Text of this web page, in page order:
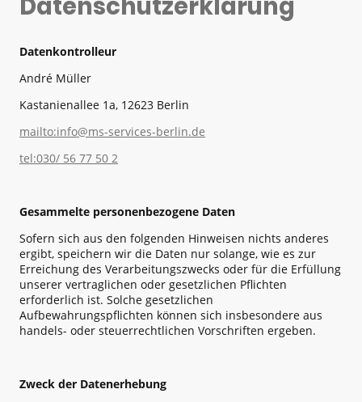
Datenschutzerklärung
Datenkontrolleur
André Müller
Kastanienallee 1a, 12623 Berlin
mailto:info@ms-services-berlin.de
tel:030/ 56 77 50 2
Gesammelte personenbezogene Daten
Sofern sich aus den folgenden Hinweisen nichts anderes
ergibt, speichern wir die Daten nur solange, wie es zur
Erreichung des Verarbeitungszwecks oder für die Erfüllung
unserer vertraglichen oder gesetzlichen Pflichten
erforderlich ist. Solche gesetzlichen
Aufbewahrungspflichten können sich insbesondere aus
handels- oder steuerrechtlichen Vorschriften ergeben.
Zweck der Datenerhebung